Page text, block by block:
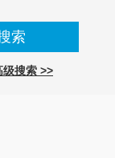
级搜索 >>